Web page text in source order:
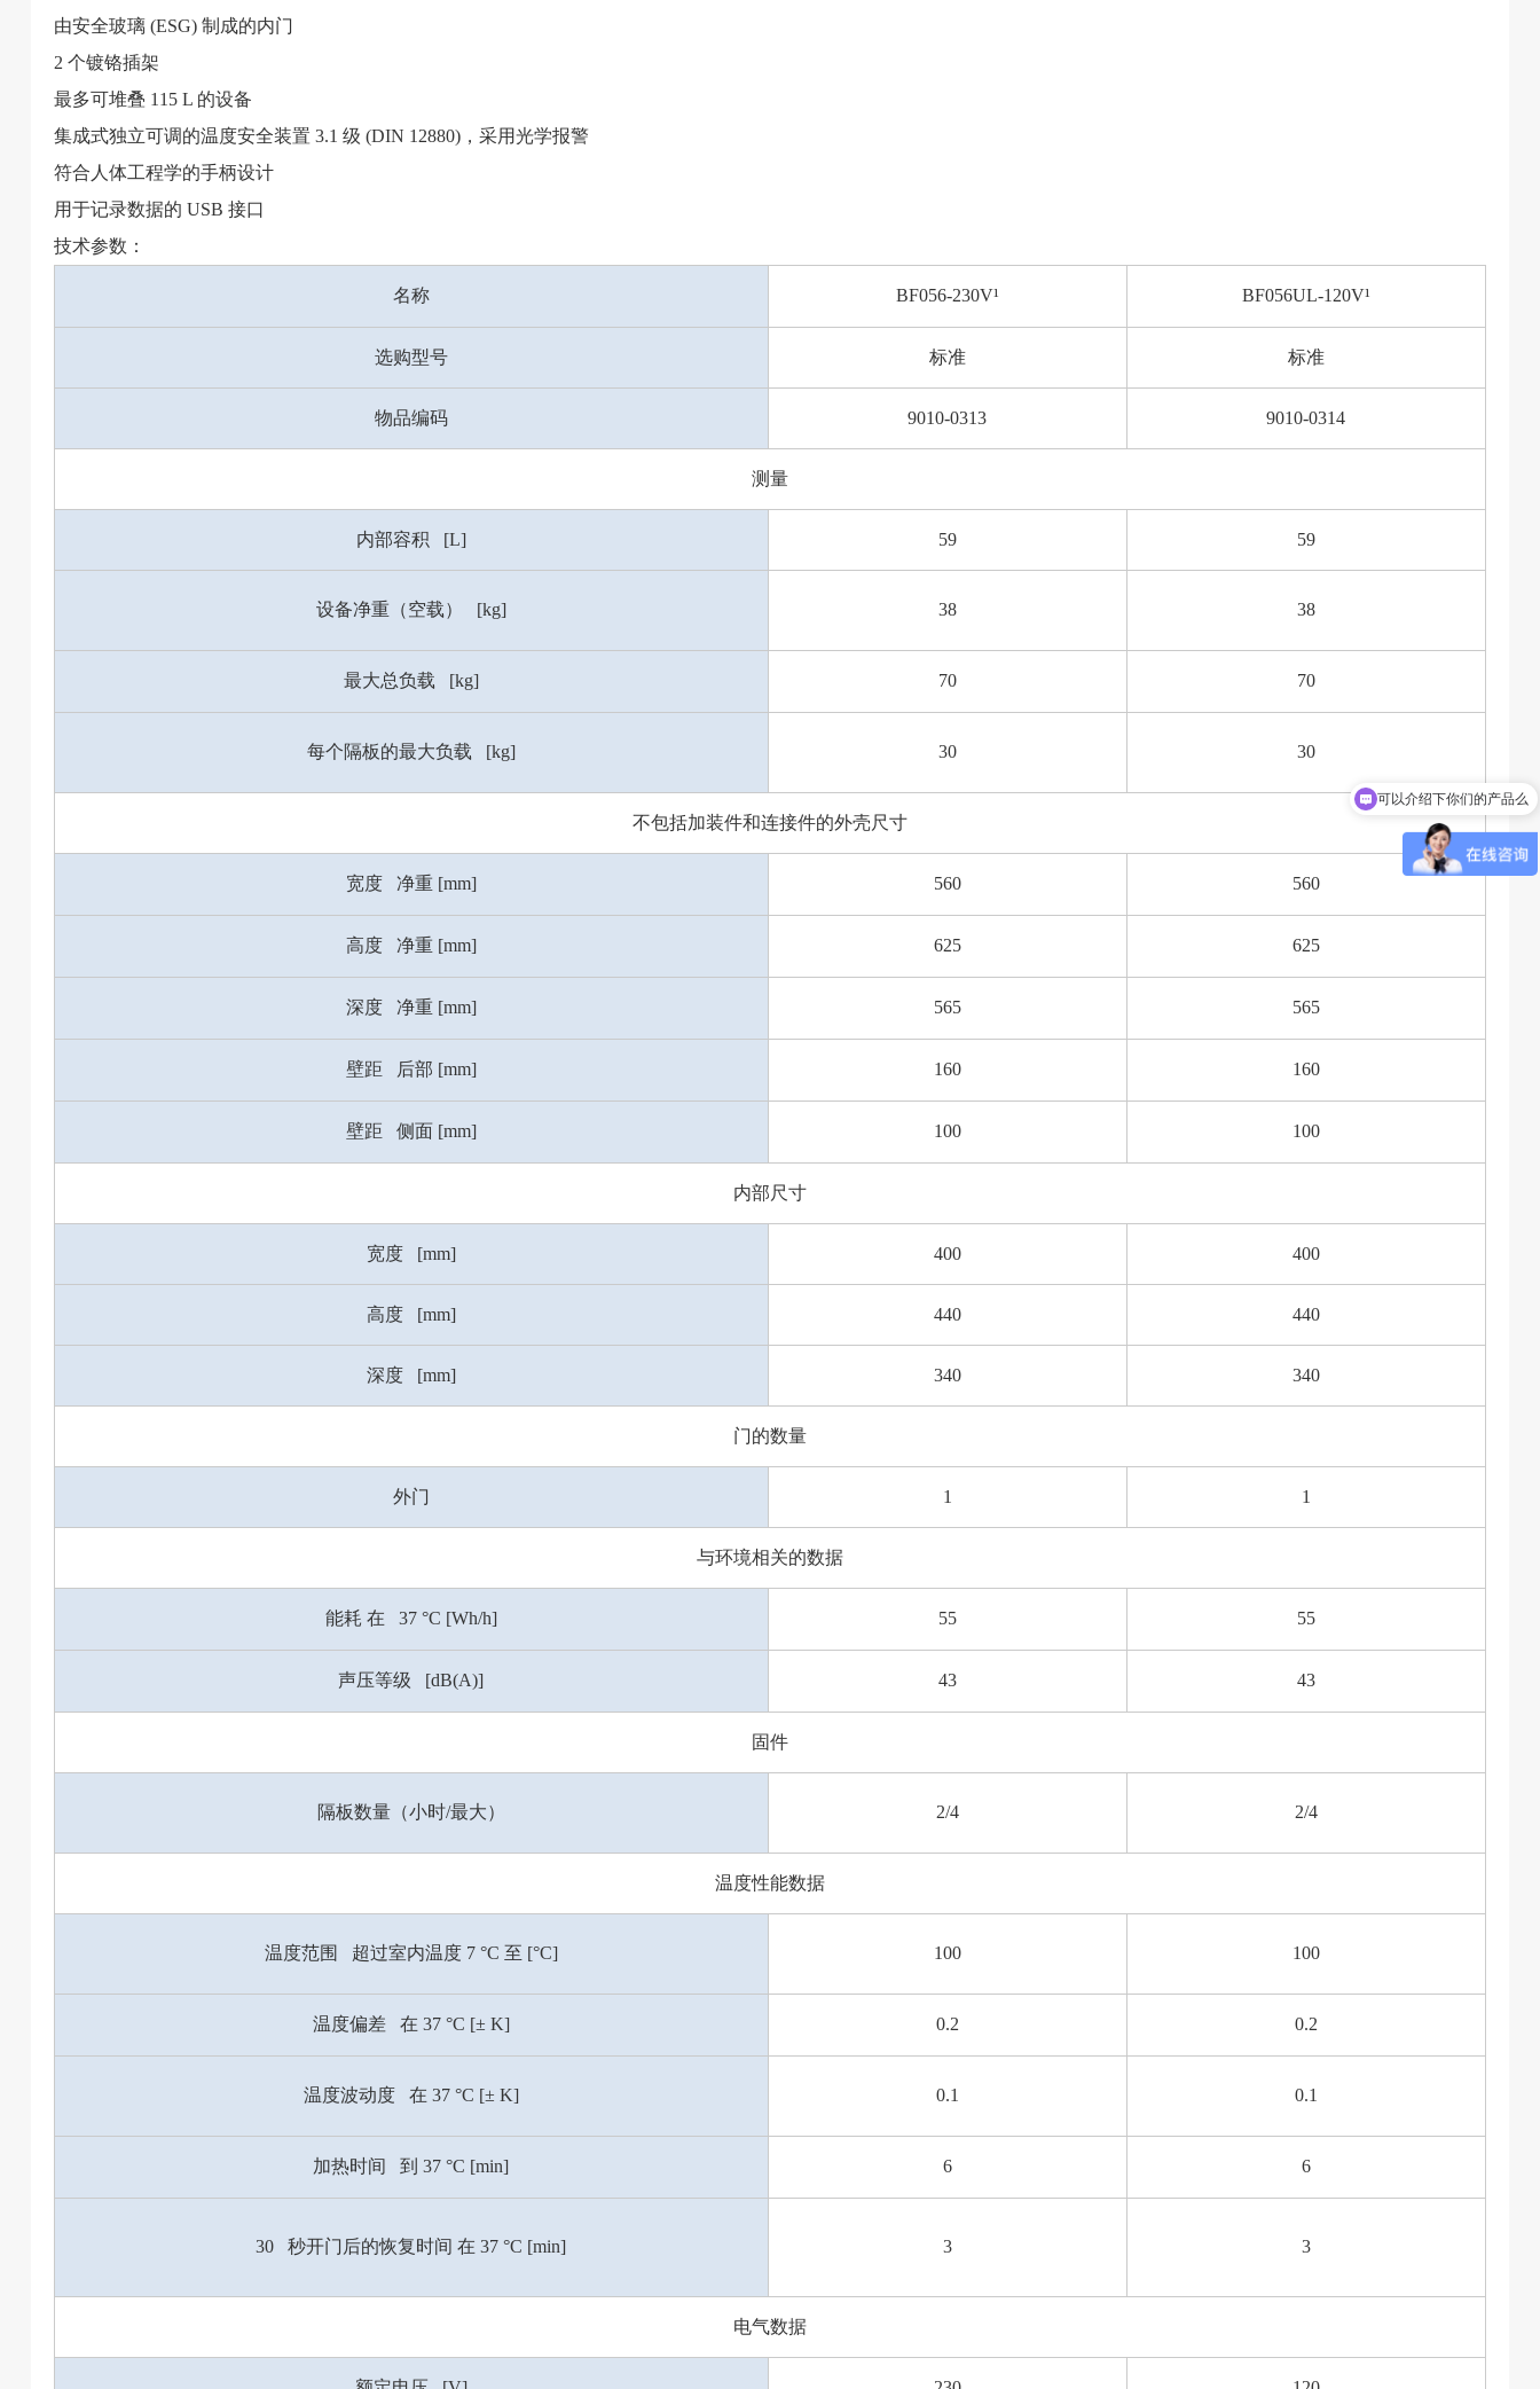
由安全玻璃 (ESG) 制成的内门
2 个镀铬插架
最多可堆叠 115 L 的设备
集成式独立可调的温度安全装置 3.1 级 (DIN 12880)，采用光学报警
符合人体工程学的手柄设计
用于记录数据的 USB 接口
技术参数：
名称 BF056-230V¹ BF056UL-120V¹
选购型号 标准 标准
物品编码 9010-0313 9010-0314
测量
内部容积 [L] 59 59
设备净重（空载） [kg] 38 38
最大总负载 [kg] 70 70
每个隔板的最大负载 [kg] 30 30
不包括加装件和连接件的外壳尺寸
宽度 净重 [mm] 560 560
高度 净重 [mm] 625 625
深度 净重 [mm] 565 565
壁距 后部 [mm] 160 160
壁距 侧面 [mm] 100 100
内部尺寸
宽度 [mm] 400 400
高度 [mm] 440 440
深度 [mm] 340 340
门的数量
外门 1 1
与环境相关的数据
能耗 在 37 °C [Wh/h] 55 55
声压等级 [dB(A)] 43 43
固件
隔板数量（小时/最大） 2/4 2/4
温度性能数据
温度范围 超过室内温度 7 °C 至 [°C] 100 100
温度偏差 在 37 °C [± K] 0.2 0.2
温度波动度 在 37 °C [± K] 0.1 0.1
加热时间 到 37 °C [min] 6 6
30 秒开门后的恢复时间 在 37 °C [min] 3 3
电气数据
可以介绍下你们的产品么